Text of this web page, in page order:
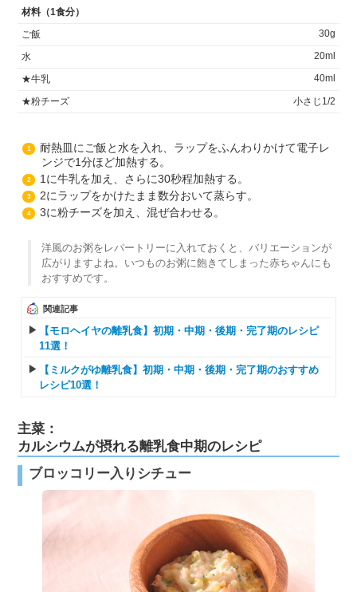
材料（1食分）
ご飯
30g
水 20ml
★牛乳 40ml
★粉チーズ 小さじ1/2
1
耐熱皿にご飯と水を入れ、ラップをふんわりかけて電子レ
ンジで1分ほど加熱する。
2 1に牛乳を加え、さらに30秒程加熱する。
3 2にラップをかけたまま数分おいて蒸らす。
4 3に粉チーズを加え、混ぜ合わせる。
洋風のお粥をレパートリーに入れておくと、バリエーションが
広がりますよね。いつものお粥に飽きてしまった赤ちゃんにも
おすすめです。
関連記事
【モロヘイヤの離乳食】初期・中期・後期・完了期のレシピ
11選！
【ミルクがゆ離乳食】初期・中期・後期・完了期のおすすめ
レシピ10選！
主菜：
カルシウムが摂れる離乳食中期のレシピ
ブロッコリー入りシチュー